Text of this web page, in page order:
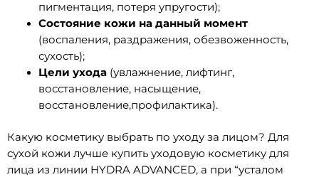
пигментация, потеря упругости);
Состояние кожи на данный момент
(воспаления, раздражения, обезвоженность,
сухость);
Цели ухода(увлажнение, лифтинг,
восстановление, насыщение,
восстановление,профилактика).
Какую косметику выбрать по уходу за лицом? Для
сухой кожи лучше купить уходовую косметику для
лица из линии HYDRA ADVANCED, а при “усталом